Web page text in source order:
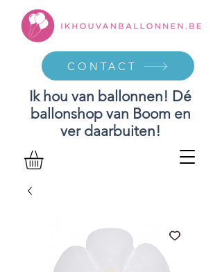
Ik hou van ballonnen! Dé
ballonshop van Boom en
ver daarbuiten!
CONTACT